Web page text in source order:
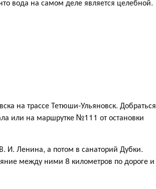
на трассе Тетюши-Ульяновск. Добраться
или на маршрутке №111 от остановки
И. Ленина, а потом в санаторий Дубки.
между ними 8 километров по дороге и